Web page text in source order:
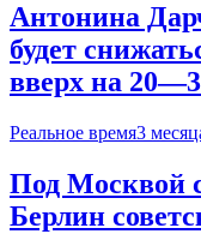
Антонина
будет
вверх на
Реальное время3
Под Москвой
Берлин